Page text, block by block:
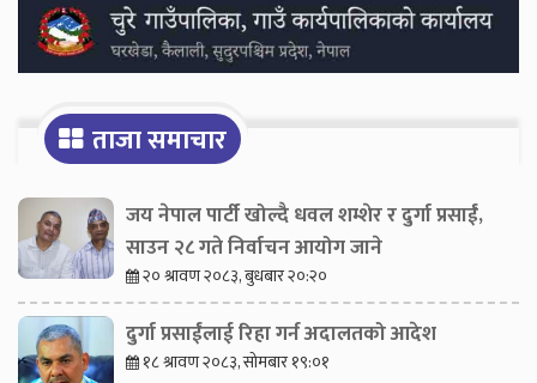
ताजा समाचार
जय नेपाल पार्टी खोल्दै धवल शम्शेर र दुर्गा प्रसाईं,
साउन २८ गते निर्वाचन आयोग जाने
२० श्रावण २०८३, बुधबार २०:२०
दुर्गा प्रसाईंलाई रिहा गर्न अदालतको आदेश
१८ श्रावण २०८३, सोमबार १९:०१